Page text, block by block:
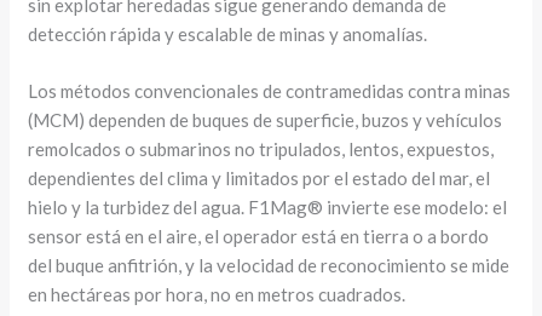
sin explotar heredadas sigue generando demanda de
detección rápida y escalable de minas y anomalías.
Los métodos convencionales de contramedidas contra minas
(MCM) dependen de buques de superficie, buzos y vehículos
remolcados o submarinos no tripulados, lentos, expuestos,
dependientes del clima y limitados por el estado del mar, el
hielo y la turbidez del agua. F1Mag® invierte ese modelo: el
sensor está en el aire, el operador está en tierra o a bordo
del buque anfitrión, y la velocidad de reconocimiento se mide
en hectáreas por hora, no en metros cuadrados.